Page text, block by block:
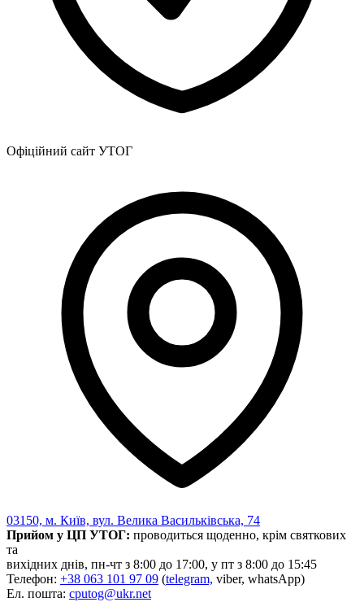
Офіційний сайт УТОГ
03150, м. Київ, вул. Велика Васильківська, 74
Прийом у ЦП УТОГ: проводиться щоденно, крім святкових
та
вихідних днів, пн-чт з 8:00 до 17:00, у пт з 8:00 до 15:45
Телефон: +38 063 101 97 09 (telegram, viber, whatsApp)
Ел. пошта: cputog@ukr.net